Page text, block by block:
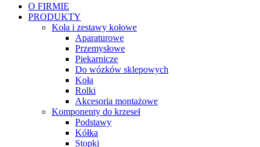
O FIRMIE
PRODUKTY
Koła i zestawy kołowe
Aparaturowe
Przemysłowe
Piekarnicze
Do wózków sklepowych
Koła
Rolki
Akcesoria montażowe
Komponenty do krzeseł
Podstawy
Kółka
Stopki